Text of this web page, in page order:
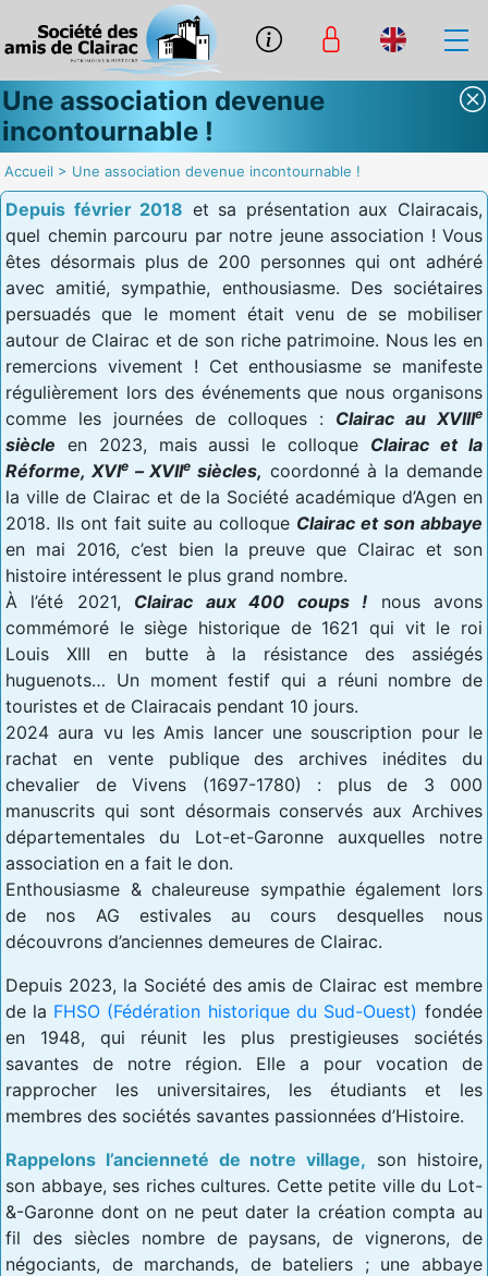
Une association devenue
incontournable !
Accueil > Une association devenue incontournable !
Depuis février 2018 et sa présentation aux Clairacais,
quel chemin parcouru par notre jeune association ! Vous
êtes désormais plus de 200 personnes qui ont adhéré
avec amitié, sympathie, enthousiasme. Des sociétaires
persuadés que le moment était venu de se mobiliser
autour de Clairac et de son riche patrimoine. Nous les en
remercions vivement ! Cet enthousiasme se manifeste
régulièrement lors des événements que nous organisons
comme les journées de colloques : Clairac au XVIIIe
siècle en 2023, mais aussi le colloque Clairac et la
Réforme, XVIe – XVIIe siècles, coordonné à la demande
la ville de Clairac et de la Société académique d’Agen en
2018. Ils ont fait suite au colloque Clairac et son abbaye
en mai 2016, c’est bien la preuve que Clairac et son
histoire intéressent le plus grand nombre.
À l’été 2021, Clairac aux 400 coups ! nous avons
commémoré le siège historique de 1621 qui vit le roi
Louis XIII en butte à la résistance des assiégés
huguenots… Un moment festif qui a réuni nombre de
touristes et de Clairacais pendant 10 jours.
2024 aura vu les Amis lancer une souscription pour le
rachat en vente publique des archives inédites du
chevalier de Vivens (1697-1780) : plus de 3 000
manuscrits qui sont désormais conservés aux Archives
départementales du Lot-et-Garonne auxquelles notre
association en a fait le don.
Enthousiasme & chaleureuse sympathie également lors
de nos AG estivales au cours desquelles nous
découvrons d’anciennes demeures de Clairac.
Depuis 2023, la Société des amis de Clairac est membre
de la FHSO (Fédération historique du Sud-Ouest) fondée
en 1948, qui réunit les plus prestigieuses sociétés
savantes de notre région. Elle a pour vocation de
rapprocher les universitaires, les étudiants et les
membres des sociétés savantes passionnées d’Histoire.
Rappelons l’ancienneté de notre village, son histoire,
son abbaye, ses riches cultures. Cette petite ville du Lot-
&-Garonne dont on ne peut dater la création compta au
fil des siècles nombre de paysans, de vignerons, de
négociants, de marchands, de bateliers ; une abbaye